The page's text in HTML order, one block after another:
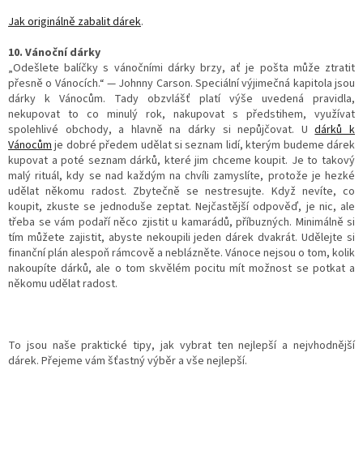
Jak originálně zabalit dárek.
10. Vánoční dárky
„Odešlete balíčky s vánočními dárky brzy, ať je pošta může ztratit
přesně o Vánocích.“ — Johnny Carson. Speciální výjimečná kapitola jsou
dárky k Vánocům. Tady obzvlášť platí výše uvedená pravidla,
nekupovat to co minulý rok, nakupovat s předstihem, využívat
spolehlivé obchody, a hlavně na dárky si nepůjčovat. Udárků k
Vánocům je dobré předem udělat si seznam lidí, kterým budeme dárek
kupovat a poté seznam dárků, které jim chceme koupit. Je to takový
malý rituál, kdy se nad každým na chvíli zamyslíte, protože je hezké
udělat někomu radost. Zbytečně se nestresujte. Když nevíte, co
koupit, zkuste se jednoduše zeptat. Nejčastější odpověď, je nic, ale
třeba se vám podaří něco zjistit u kamarádů, příbuzných. Minimálně si
tím můžete zajistit, abyste nekoupili jeden dárek dvakrát. Udělejte si
finanční plán alespoň rámcově a neblázněte. Vánoce nejsou o tom, kolik
nakoupíte dárků, ale o tom skvělém pocitu mít možnost se potkat a
někomu udělat radost.
To jsou naše praktické tipy, jak vybrat ten nejlepší a nejvhodnější
dárek. Přejeme vám šťastný výběr a vše nejlepší.